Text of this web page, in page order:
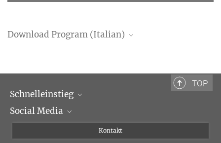
Download Program (Italian)
TOP
Schnelleinstieg
Wissenschaftliche Abteilungen
Social Media
Kontakt